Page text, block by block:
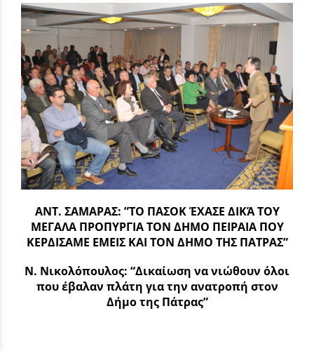
ΑΝΤ. ΣΑΜΑΡΑΣ: ”ΤΟ ΠΑΣΟΚ ΈΧΑΣΕ ΔΙΚΆ ΤΟΥ
ΜΕΓΑΛΑ ΠΡΟΠΥΡΓΙΑ ΤΟΝ ΔΗΜΟ ΠΕΙΡΑΙΑ ΠΟΥ
ΚΕΡΔΙΣΑΜΕ ΕΜΕΙΣ ΚΑΙ ΤΟΝ ΔΗΜΟ ΤΗΣ ΠΑΤΡΑΣ”
Ν. Νικολόπουλος: “Δικαίωση να νιώθουν όλοι
που έβαλαν πλάτη για την ανατροπή στον
Δήμο της Πάτρας”